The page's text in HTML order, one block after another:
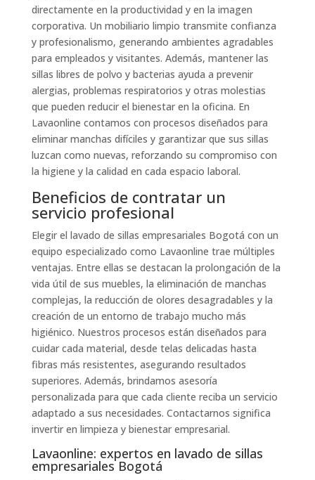
directamente en la productividad y en la imagen
corporativa. Un mobiliario limpio transmite confianza
y profesionalismo, generando ambientes agradables
para empleados y visitantes. Además, mantener las
sillas libres de polvo y bacterias ayuda a prevenir
alergias, problemas respiratorios y otras molestias
que pueden reducir el bienestar en la oficina. En
Lavaonline contamos con procesos diseñados para
eliminar manchas difíciles y garantizar que sus sillas
luzcan como nuevas, reforzando su compromiso con
la higiene y la calidad en cada espacio laboral.
Beneficios de contratar un
servicio profesional
Elegir el lavado de sillas empresariales Bogotá con un
equipo especializado como Lavaonline trae múltiples
ventajas. Entre ellas se destacan la prolongación de la
vida útil de sus muebles, la eliminación de manchas
complejas, la reducción de olores desagradables y la
creación de un entorno de trabajo mucho más
higiénico. Nuestros procesos están diseñados para
cuidar cada material, desde telas delicadas hasta
fibras más resistentes, asegurando resultados
superiores. Además, brindamos asesoría
personalizada para que cada cliente reciba un servicio
adaptado a sus necesidades. Contactarnos significa
invertir en limpieza y bienestar empresarial.
Lavaonline: expertos en lavado de sillas
empresariales Bogotá